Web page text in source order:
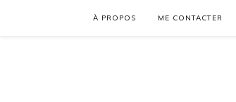
À PROPOS ME CONTACTER